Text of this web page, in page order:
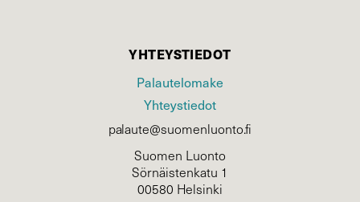
YHTEYSTIEDOT
Palautelomake
Yhteystiedot
palaute@suomenluonto.fi
Suomen Luonto
Sörnäistenkatu 1
00580 Helsinki